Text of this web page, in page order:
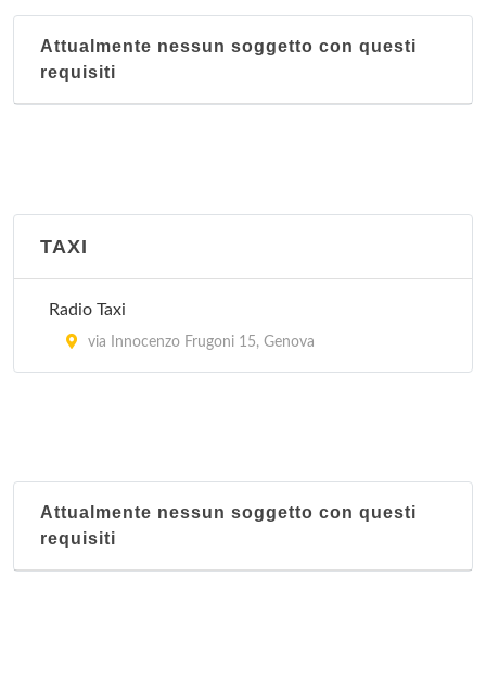
Distretto 8 Medio Levante
Attualmente nessun soggetto con questi
requisiti
TAXI
Radio Taxi
via Innocenzo Frugoni 15, Genova
Attualmente nessun soggetto con questi
requisiti